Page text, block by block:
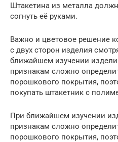
Штакетина из металла
согнуть её руками.
Важно и цветовое решение
с двух сторон изделия
ближайшем изучении
признакам сложно
порошкового покрытия,
покупать штакетник с
При ближайшем изучении
признакам сложно
порошкового покрытия,